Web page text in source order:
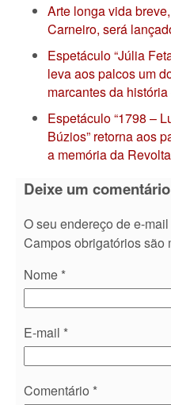
Arte longa vida
Carneiro, será
Espetáculo “Júlia
leva aos palcos um
marcantes da
Espetáculo “1798 –
Búzios” retorna aos
a memória da
Deixe um comentário
O seu endereço de e-
Campos obrigatórios são
Nome *
E-mail *
Comentário *